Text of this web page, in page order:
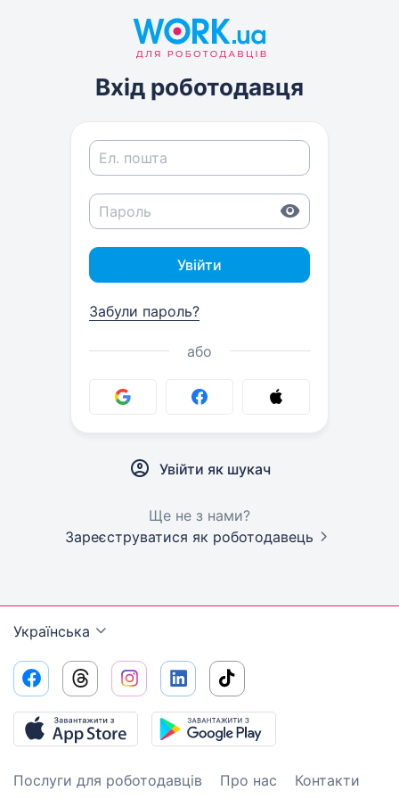
Вхід роботодавця
Увійти
Забули пароль?
або
Увійти як шукач
Ще не з нами?
Зареєструватися як роботодавець
Українська
Послуги для роботодавців Про нас
Контакти